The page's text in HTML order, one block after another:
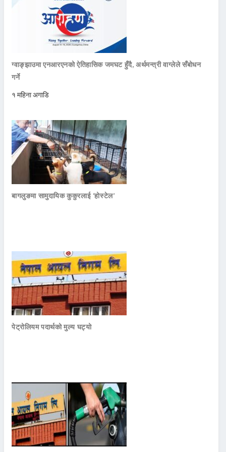
ग्वाङ्झाउमा एनआरएनको ऐतिहासिक जमघट हुँदै, अर्थमन्त्री वाग्लेले सँबोधन
गर्ने
१ महिना अगाडि
बागलुङमा सामुदायिक कुकुरलाई ‘होस्टेल’
पेट्रोलियम पदार्थको मुल्य घट्यो